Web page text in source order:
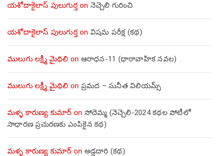
యశోదాకైలాస్ పులుగుర్తon నెచ్చెలి గురించి
యశోదాకైలాస్ పులుగుర్తon విషమ పరీక్ష (క‌థ‌)
ములుగు లక్ష్మీ మైథిలి on ఆరాధన-11 (ధారావాహిక నవల)
ములుగు లక్ష్మీ మైథిలి on ప్రమద – సునీత విలియమ్స్
మళ్ళ కారుణ్య కుమార్ on సోదెమ్మ (నెచ్చెలి-2024 కథల పోటీలో
సాధారణ ప్రచురణకు ఎంపికైన కథ)
మళ్ళ కారుణ్య కుమార్ on అడ్డదారి (కథ)